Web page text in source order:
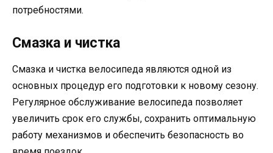
потребностями.
Смазка и чистка
Смазка и чистка велосипеда являются одной из
основных процедур его подготовки к новому сезону.
Регулярное обслуживание велосипеда позволяет
увеличить срок его службы, сохранить оптимальную
работу механизмов и обеспечить безопасность во